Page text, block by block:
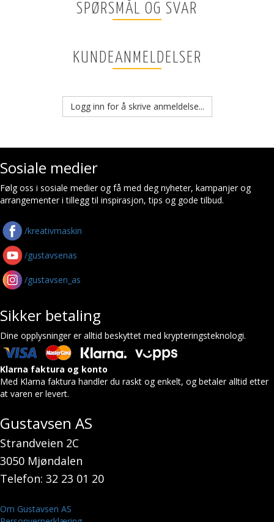
SPØRSMÅL OG SVAR
KUNDEANMELDELSER
Logg inn for å skrive anmeldelse...
Sosiale medier
Følg oss i sosiale medier og få med deg nyheter, kampanjer og
arrangementer i tillegg til inspirasjon, tips og gode tilbud.
/kreativmaskin
/gustavsenas
/gustavsen_as
Sikker betaling
Dine opplysninger er alltid beskyttet med krypteringsteknologi.
Klarna faktura og konto
Med Klarna faktura handler du raskt og enkelt, og betaler alltid etter
at varen er levert.
Gustavsen AS
Strandveien 2C
3050 Mjøndalen
Telefon: 32 23 01 20
Om Gustavsen AS